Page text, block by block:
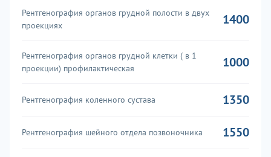
Рентгенография органов грудной полости в двух
проекциях
1400
Рентгенография органов грудной клетки ( в 1
проекции) профилактическая
1000
Рентгенография коленного сустава 1350
Рентгенография шейного отдела позвоночника 1550